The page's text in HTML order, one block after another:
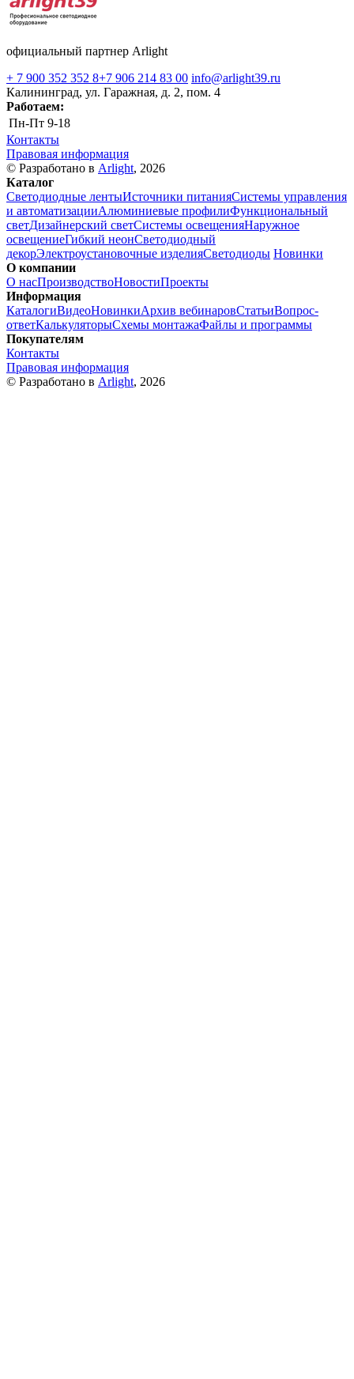
официальный партнер Arlight
+ 7 900 352 352 8+7 906 214 83 00 info@arlight39.ru
Калининград, ул. Гаражная, д. 2, пом. 4
Работаем:
Пн-Пт 9-18
Контакты
Правовая информация
© Разработано в Arlight, 2026
Каталог
Светодиодные лентыИсточники питанияСистемы управления
и автоматизацииАлюминиевые профилиФункциональный
светДизайнерский светСистемы освещенияНаружное
освещениеГибкий неонСветодиодный
декорЭлектроустановочные изделияСветодиоды Новинки
О компании
О насПроизводствоНовостиПроекты
Информация
КаталогиВидеоНовинкиАрхив вебинаровСтатьиВопрос-
ответКалькуляторыСхемы монтажаФайлы и программы
Покупателям
Контакты
Правовая информация
© Разработано в Arlight, 2026